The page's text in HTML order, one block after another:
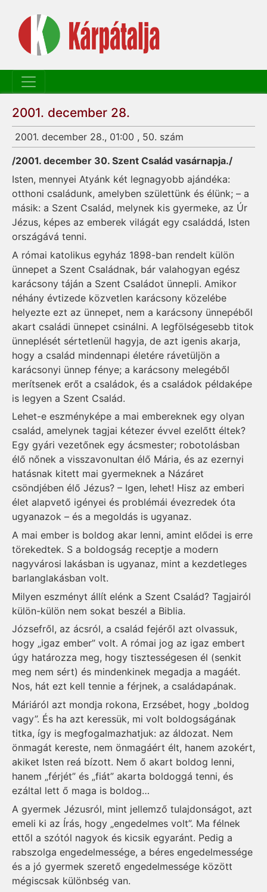
2001. december 28.
2001. december 28., 01:00 , 50. szám
/2001. december 30. Szent Család vasárnapja./
Isten, mennyei Atyánk két leg­nagyobb ajándéka:
otthoni családunk, amelyben születtünk és élünk; – a
másik: a Szent Család, melynek kis gyer­­meke, az Úr
Jézus, képes az emberek világát egy családdá, Isten
országává tenni.
A római katolikus egyház 1898-ban rendelt külön
ünnepet a Szent Családnak, bár valahogyan egész
karácsony táján a Szent Családot ünnepli. Amikor
néhány évtizede közvetlen karácsony közelébe
helyezte ezt az ünnepet, nem a karácsony ünnepéből
akart családi ünnepet csinálni. A legfölségesebb titok
ünneplését sértetlenül hagyja, de azt igenis akarja,
hogy a család mindennapi életére rávetüljön a
karácsonyi ünnep fénye; a karácsony melegéből
merítsenek erőt a családok, és a családok példaképe
is legyen a Szent Család.
Lehet-e eszményképe a mai embereknek egy olyan
család, amelynek tagjai kétezer évvel ezelőtt éltek?
Egy gyári vezetőnek egy ácsmester; robotolásban
élő nőnek a visszavonultan élő Mária, és az ezernyi
hatásnak kitett mai gyermeknek a Názáret
csöndjében élő Jézus? – Igen, lehet! Hisz az emberi
élet alapvető igényei és problémái évezredek óta
ugyanazok – és a megoldás is ugyanaz.
A mai ember is boldog akar lenni, amint elődei is erre
törekedtek. S a boldogság receptje a modern
nagyvárosi lakásban is ugyanaz, mint a kezdetleges
barlanglakásban volt.
Milyen eszményt állít elénk a Szent Család? Tagjairól
külön-külön nem sokat beszél a Biblia.
Józsefről, az ácsról, a család fejéről azt olvassuk,
hogy „igaz ember” volt. A római jog az igaz embert
úgy határozza meg, hogy tisztességesen él (senkit
meg nem sért) és mindenkinek megadja a magáét.
Nos, hát ezt kell tennie a férjnek, a családapának.
Máriáról azt mondja rokona, Erzsébet, hogy „boldog
vagy”. És ha azt keressük, mi volt boldogságának
titka, így is megfogalmazhatjuk: az áldozat. Nem
önmagát kereste, nem önmagáért élt, hanem azokért,
akiket Isten reá bízott. Nem ő akart boldog lenni,
hanem „férjét” és „fiát” akarta boldoggá tenni, és
ezáltal lett ő maga is boldog…
A gyermek Jézusról, mint jellemző tulajdonságot, azt
emeli ki az Írás, hogy „engedelmes volt”. Ma félnek
ettől a szótól nagyok és kicsik egyaránt. Pedig a
rabszolga engedelmessége, a béres engedelmessége
és a jó gyermek szerető engedelmessége között
mégiscsak különbség van.